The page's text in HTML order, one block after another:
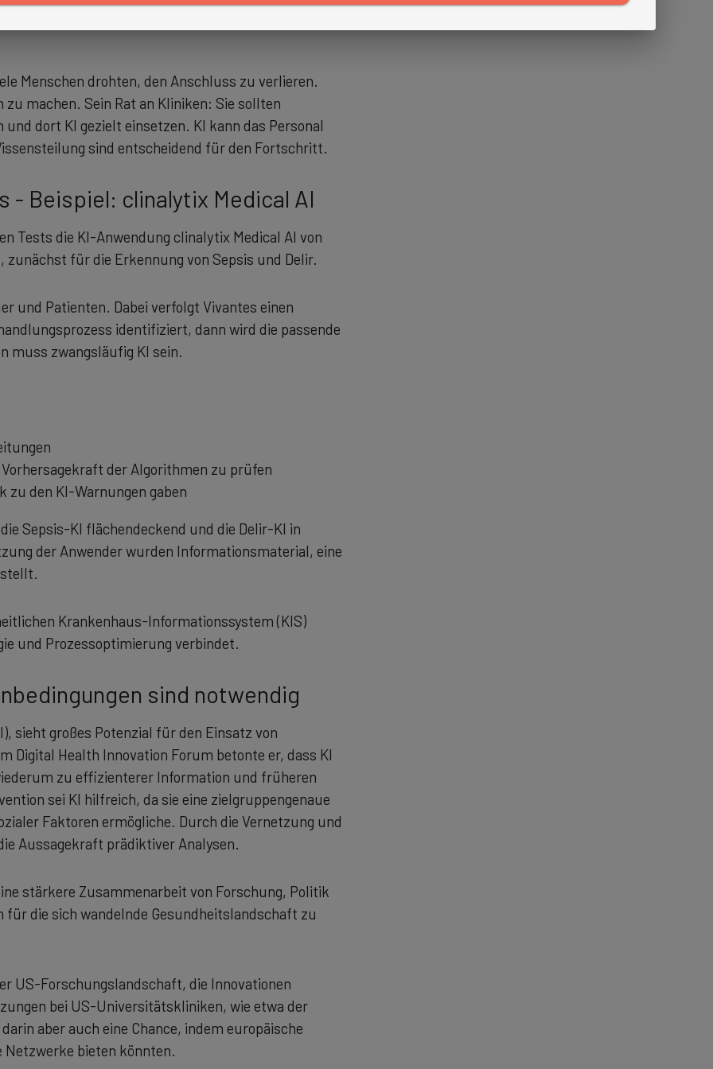
wie die Triage automatisiert und Notaufnahmen
Menschen drohten, den Anschluss zu verlieren.
machen. Sein Rat an Kliniken: Sie sollten
dort KI gezielt einsetzen. KI kann das Personal
sind entscheidend für den Fortschritt.
- Beispiel: clinalytix Medical AI
Tests die KI-Anwendung clinalytix Medical AI von
für die Erkennung von Sepsis und Delir.
und Patienten. Dabei verfolgt Vivantes einen
identifiziert, dann wird die passende
muss zwangsläufig KI sein.
der Algorithmen zu prüfen
zu den KI-Warnungen gaben
Sepsis-KI flächendeckend und die Delir-KI in
der Anwender wurden Informationsmaterial, eine
Krankenhaus-Informationssystem (KIS)
und Prozessoptimierung verbindet.
sind notwendig
sieht großes Potenzial für den Einsatz von
Digital Health Innovation Forum betonte er, dass KI
zu effizienterer Information und früheren
sei KI hilfreich, da sie eine zielgruppengenaue
Faktoren ermögliche. Durch die Vernetzung und
Aussagekraft prädiktiver Analysen.
stärkere Zusammenarbeit von Forschung, Politik
die sich wandelnde Gesundheitslandschaft zu
US-Forschungslandschaft, die Innovationen
bei US-Universitätskliniken, wie etwa der
aber auch eine Chance, indem europäische
bieten könnten.